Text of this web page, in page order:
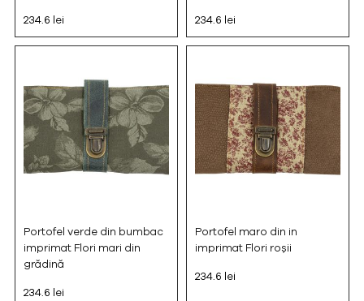
234.6 lei
234.6 lei
Portofel verde din bumbac
imprimat Flori mari din
grădină
234.6 lei
Portofel maro din in
imprimat Flori roșii
234.6 lei